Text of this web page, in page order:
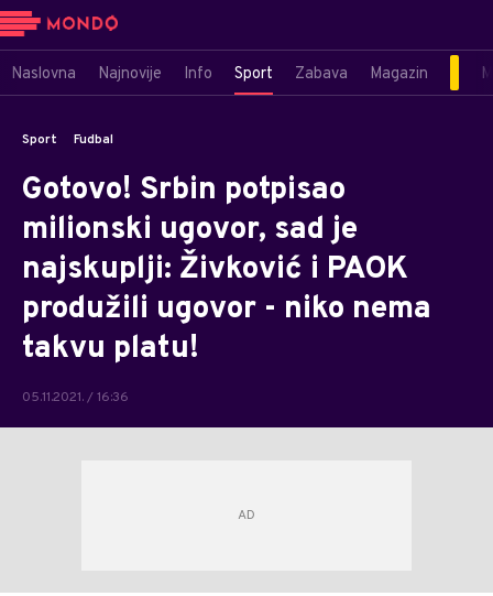
Naslovna Najnovije Info Sport Zabava Magazin
Sport Fudbal
Gotovo! Srbin potpisao
milionski ugovor, sad je
najskuplji: Živković i PAOK
produžili ugovor - niko nema
takvu platu!
05.11.2021. / 16:36